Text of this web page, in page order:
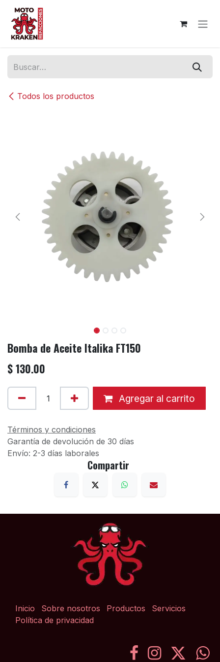
Ir al contenido
Todos los productos
Bomba de Aceite Italika FT150
$130.00
Agregar al carrito
Términos y condiciones
Garantía de devolución de 30 días
Envío: 2-3 días laborales
Compartir
Inicio Sobre nosotros Productos
Servicios
Política de privacidad